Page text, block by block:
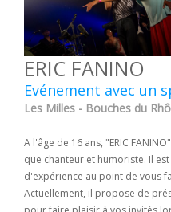
ERIC FANINO
Evénement avec un
Les Milles - Bouches du
A l'âge de 16 ans, "ERIC
que chanteur et humoriste. Il
d'expérience au point de vous
Actuellement, il propose de